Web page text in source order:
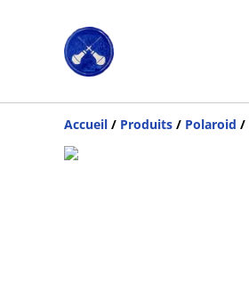
Accueil / Produits / Polaroid /